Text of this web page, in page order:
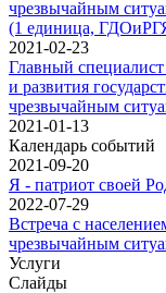
чрезвычайным
(1 единица,
2021-02-23
Главный
и развития
чрезвычайным
2021-01-13
Календарь событий
2021-09-20
Я - патриот своей
2022-07-29
Встреча с
чрезвычайным
Услуги
Слайды